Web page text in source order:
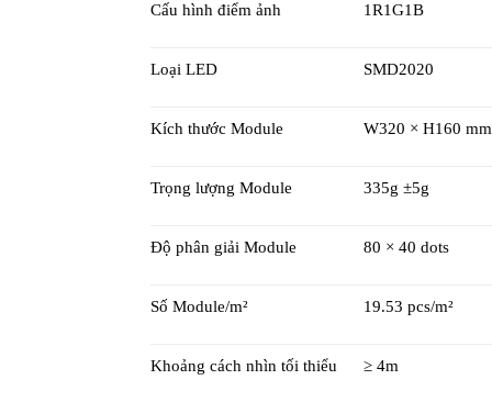
Cấu hình điểm ảnh 1R1G1B
Loại LED SMD2020
Kích thước Module W320 × H160 mm
Trọng lượng Module 335g ±5g
Độ phân giải Module 80 × 40 dots
Số Module/m² 19.53 pcs/m²
Khoảng cách nhìn tối thiểu ≥ 4m